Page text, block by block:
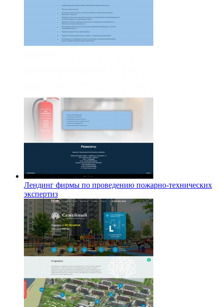
Лендинг фирмы по проведению пожарно-технических
экспертиз